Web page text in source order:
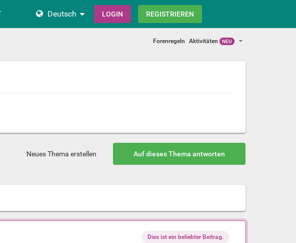
Deutsch LOGIN REGISTRIEREN
Forenregeln Aktivitäten NEU
Auf dieses Thema antworten
Neues Thema erstellen
Dies ist ein beliebter Beitrag.